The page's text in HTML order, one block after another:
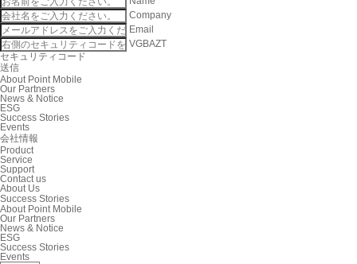
Company
Email
VGBAZT
セキュリティコード
送信
About Point Mobile
Our Partners
News & Notice
ESG
Success Stories
Events
会社情報
Product
Service
Support
Contact us
About Us
Success Stories
About Point Mobile
Our Partners
News & Notice
ESG
Success Stories
Events